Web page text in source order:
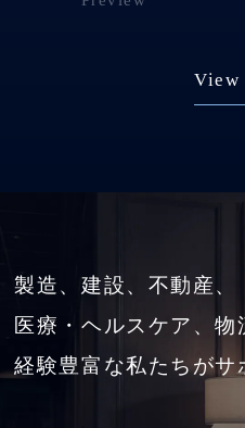
View
製造、建設、不動産、
医療・ヘルスケア、
経験豊富な私たちがサ